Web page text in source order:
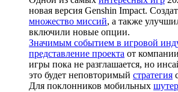
новая версия Genshin Impact.
множество миссий, а также
включили новые опции.
Значимым событием в игровой
представление проекта от
игры пока не разглашается, но
это будет неповторимый стратегия
Для поклонников мобильных